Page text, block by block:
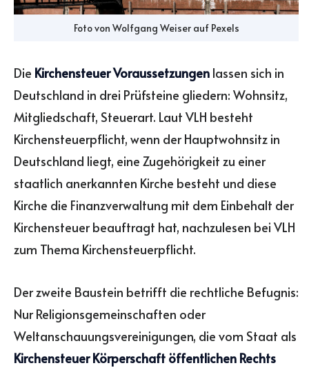
Foto von Wolfgang Weiserauf Pexels
Die Kirchensteuer Voraussetzungen lassen sich in
Deutschland in drei Prüfsteine gliedern: Wohnsitz,
Mitgliedschaft, Steuerart. Laut VLH besteht
Kirchensteuerpflicht, wenn der Hauptwohnsitz in
Deutschland liegt, eine Zugehörigkeit zu einer
staatlich anerkannten Kirche besteht und diese
Kirche die Finanzverwaltung mit dem Einbehalt der
Kirchensteuer beauftragt hat, nachzulesen bei VLH
zum Thema Kirchensteuerpflicht.
Der zweite Baustein betrifft die rechtliche Befugnis:
Nur Religionsgemeinschaften oder
Weltanschauungsvereinigungen, die vom Staat als
Kirchensteuer Körperschaft öffentlichen Rechts